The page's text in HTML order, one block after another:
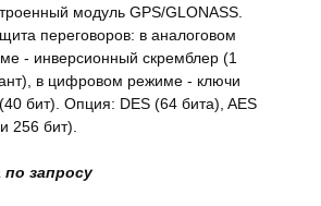
модуль GPS/GLONASS.
переговоров: в аналоговом
- инверсионный скремблер (1
в цифровом режиме - ключи
бит). Опция: DES (64 бита), AES
256 бит).
по запросу